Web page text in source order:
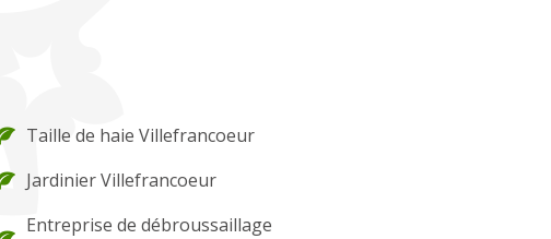
Taille de haie Villefrancoeur
Jardinier Villefrancoeur
Entreprise de débroussaillage